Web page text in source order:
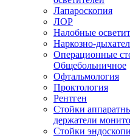
Лапароскопия
ЛОР
Налобные
Наркозно-
Операционные
Общебольничное
Офтальмология
Проктология
Рентген
Стойки
держатели
Стойки